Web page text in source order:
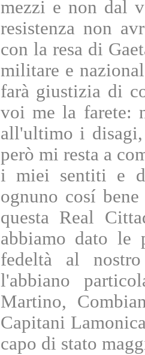
mezzi e non dal
resistenza non
con la resa di
militare e
farà giustizia di
voi me la farete:
all'ultimo i
però mi resta a
i miei sentiti e
ognuno cosí
questa Real
abbiamo dato le
fedeltà al
l'abbiano
Martino,
Capitani
capo di stato